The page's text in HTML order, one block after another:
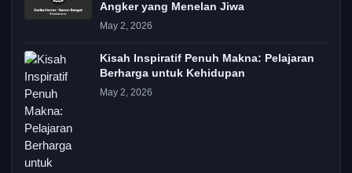
Angker yang Menelan Jiwa
May 2, 2026
Kisah Inspiratif Penuh Makna: Pelajaran
Berharga untuk Kehidupan
May 2, 2026